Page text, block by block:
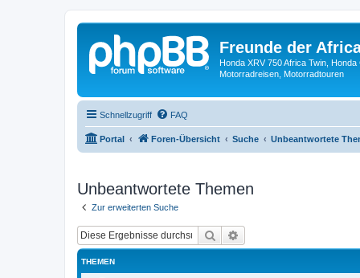
Freunde der
Honda XRV 750 Africa Twin,
Motorradreisen, Motorradtouren
Schnellzugriff FAQ
Portal Foren-Übersicht Suche Unbeantwortete
Unbeantwortete Themen
Zur erweiterten Suche
Suche
THEMEN